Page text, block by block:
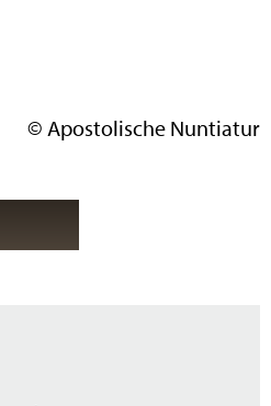
© Apostolische Nuntiatur